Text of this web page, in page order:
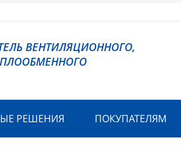
ВЕНТИЛЯЦИОННОГО,
РЕШЕНИЯ ПОКУПАТЕЛЯМ